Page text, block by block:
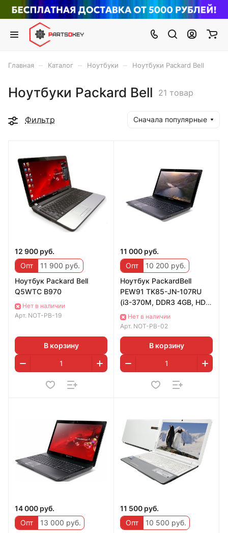
Главная Каталог Ноутбуки Ноутбуки Packard Bell
Ноутбуки Packard Bell 21 товар
Фильтр Сначала популярные
12 900 руб.
Опт
11 900 руб.
Ноутбук Packard Bell
Q5WTC B970
Нет в наличии
Арт. NOT-PB-19
В корзину
11 000 руб.
Опт
10 200 руб.
Ноутбук PackardBell
PEW91 TK85-JN-107RU
(i3-370M, DDR3 4GB, HDD
500GB, Radeon HD 5470)
Нет в наличии
Арт. NOT-PB-02
В корзину
14 000 руб.
Опт
13 000 руб.
11 500 руб.
Опт
10 500 руб.